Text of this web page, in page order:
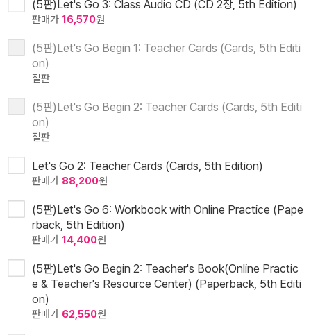
(5판)Let's Go 3: Class Audio CD (CD 2장, 5th Edition)
판매가 16,570원
(5판)Let's Go Begin 1: Teacher Cards (Cards, 5th Editi
on)
절판
(5판)Let's Go Begin 2: Teacher Cards (Cards, 5th Editi
on)
절판
Let's Go 2: Teacher Cards (Cards, 5th Edition)
판매가 88,200원
(5판)Let's Go 6: Workbook with Online Practice (Pape
rback, 5th Edition)
판매가 14,400원
(5판)Let's Go Begin 2: Teacher's Book(Online Practic
e & Teacher's Resource Center) (Paperback, 5th Editi
on)
판매가 62,550원